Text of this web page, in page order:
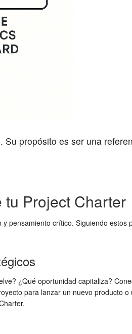
propósito es ser una
Project Charter
pensamiento crítico. Siguiendo estos
¿Qué oportunidad capitaliza?
para lanzar un nuevo producto